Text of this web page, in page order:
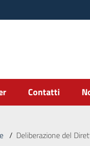
Contatti
/ Deliberazione del